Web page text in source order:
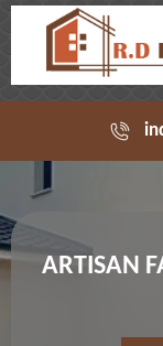
ARTISAN